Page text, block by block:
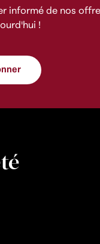
informé de nos
!